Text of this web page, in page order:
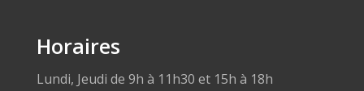
Horaires
Lundi, Jeudi de 9h à 11h30 et 15h à 18h